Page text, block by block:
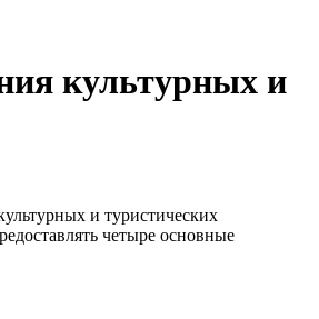
культурных и
и туристических
четыре основные